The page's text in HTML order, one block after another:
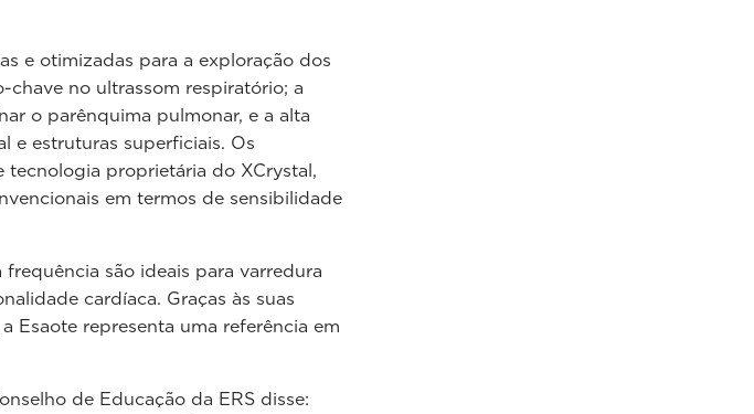
e otimizadas para a exploração dos
chave no ultrassom respiratório; a
o parênquima pulmonar, e a alta
e estruturas superficiais. Os
tecnologia proprietária do XCrystal,
em termos de sensibilidade
são ideais para varredura
cardíaca. Graças às suas
Esaote representa uma referência em
de Educação da ERS disse: